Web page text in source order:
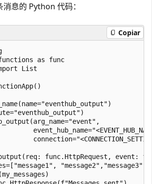
息的 Python 代码：
Copiar
as func
List
func.HttpRequest, event:
"message2","message3"]